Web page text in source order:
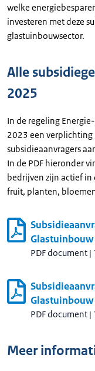
welke
investeren met deze
glastuinbouwsector.
Alle
2025
In de regeling
2023 een verplichting
subsidieaanvragers
In de PDF hieronder
bedrijven zijn actief in
fruit, planten,
Glastuinbouw
PDF document |
Glastuinbouw
PDF document |
Meer